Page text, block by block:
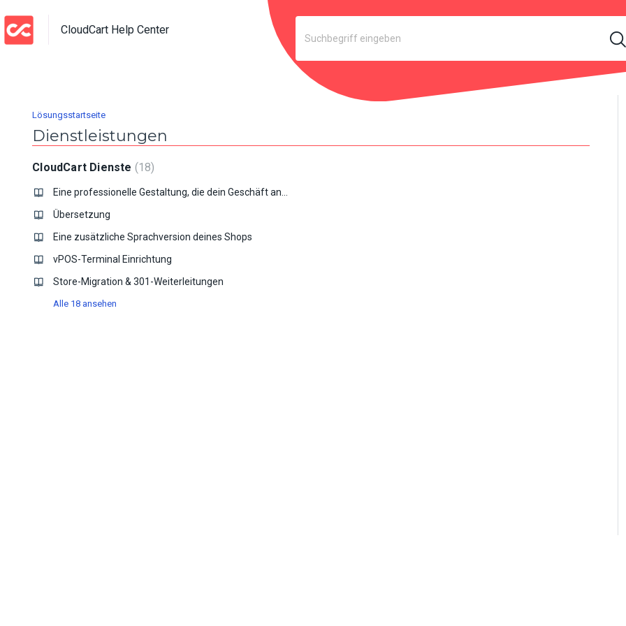
CloudCart Help Center
Lösungsstartseite
Dienstleistungen
CloudCart Dienste 18
Übersetzung
Eine zusätzliche Sprachversion deines Shops
vPOS-Terminal Einrichtung
Store-Migration & 301-Weiterleitungen
Alle 18 ansehen